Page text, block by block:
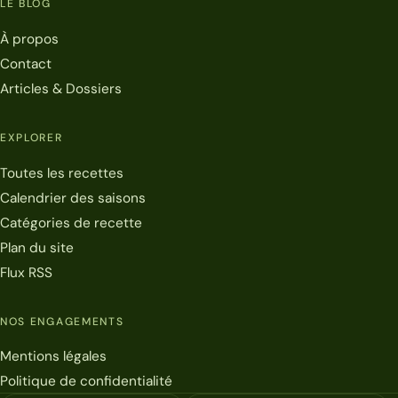
LE BLOG
À propos
Contact
Articles & Dossiers
EXPLORER
Toutes les recettes
Calendrier des saisons
Catégories de recette
Plan du site
Flux RSS
NOS ENGAGEMENTS
Mentions légales
Politique de confidentialité